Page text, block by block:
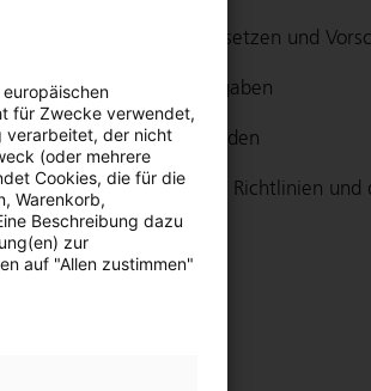
die Einhaltung von Gesetzen und
Richtlinien und Vorgaben
und immateriellen Schäden
für die Einhaltung von Richtlinien und
und interne Vorgaben
für Zwecke verwendet,
verarbeitet, der nicht
(oder mehrere
Cookies, die für die
Warenkorb,
Beschreibung dazu
zur
auf "Allen zustimmen"